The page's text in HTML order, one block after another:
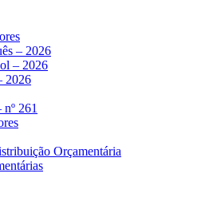
– 2026
– 2026
2026
261
Orçamentária